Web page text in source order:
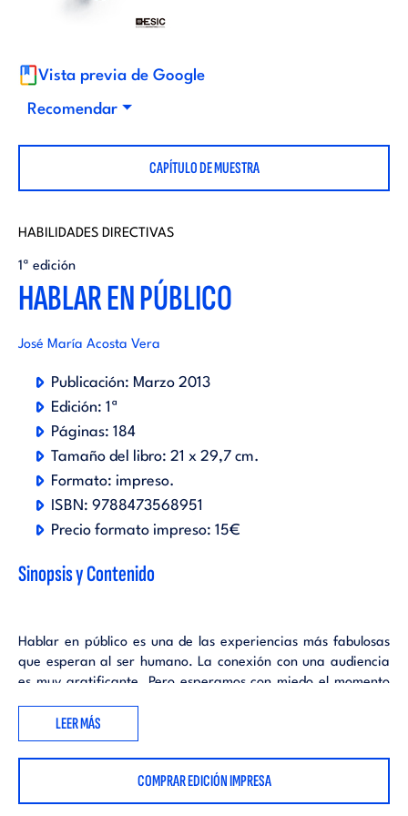
t
o
r
i
a
a
Vista previa de Google
Recomendar
CAPÍTULO DE MUESTRA
HABILIDADES DIRECTIVAS
1ª edición
HABLAR EN PÚBLICO
José María Acosta Vera
Publicación: Marzo 2013
Edición: 1ª
Páginas: 184
Tamaño del libro: 21 x 29,7 cm.
Formato: impreso.
ISBN: 9788473568951
Precio formato impreso: 15€
Sinopsis y Contenido
Hablar en público es una de las experiencias más fabulosas
que esperan al ser humano. La conexión con una audiencia
es muy gratificante. Pero esperamos con miedo el momento
de presentarnos ante ella.
Hablar ante un grupo es lo que más temen los conciudadanos
de EE.UU. Es un pavor que atenaza a demasiadas personas y
puede que a ti, lector de este libro, te convenga averiguar
qué miedos te frenan para hablar en público, y en qué
LEER MÁS
COMPRAR EDICIÓN IMPRESA